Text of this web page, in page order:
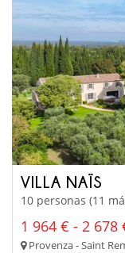
VILLA NAÏS
10 personas (11
1 964 € - 2 678
Provenza - Saint